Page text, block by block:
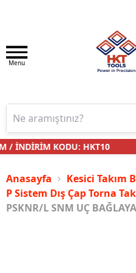
Menu
İNDİRİM KODU: HKT10
Anasayfa
Kesici Takım
P Sistem Dış Çap Torna
PSKNR/L SNM UÇ